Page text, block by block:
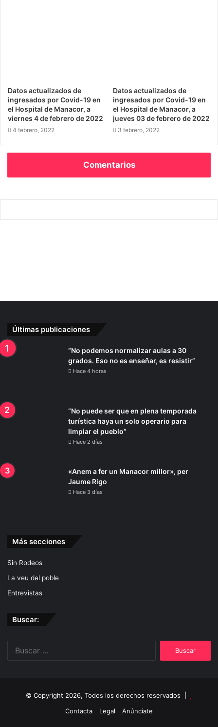
Datos actualizados de
ingresados por Covid-19 en
el Hospital de Manacor, a
viernes 4 de febrero de 2022
4 febrero, 2022
Datos actualizados de
ingresados por Covid-19 en
el Hospital de Manacor, a
jueves 03 de febrero de 2022
3 febrero, 2022
Comentarios
Últimas publicaciones
“No podemos normalizar aulas a 30
grados. Eso no es enseñar, es resistir”
Hace 4 horas
“No puede ser que en plena temporada
turística haya un solo operario para
limpiar el pueblo”
Hace 2 días
«Anem a fer un Manacor millor», per
Jaume Rigo
Hace 3 días
Más secciones
Sin Rodeos
La veu del poble
Entrevistas
Buscar:
© Copyright 2026, Todos los derechos reservados |
Contacta
Legal Anúnciate